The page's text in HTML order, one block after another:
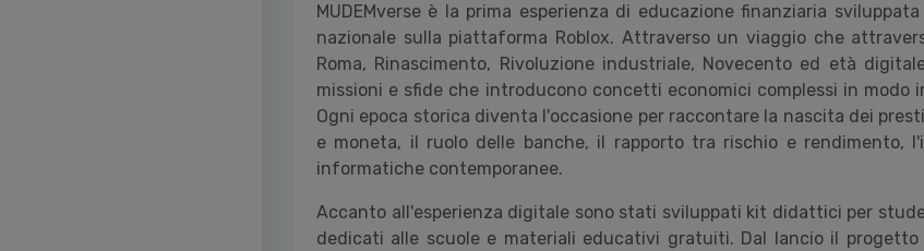
MUDEMverse è la prima esperienza di educazione finanziaria
nazionale sulla piattaforma Roblox. Attraverso un viaggio che
Roma, Rinascimento, Rivoluzione industriale, Novecento ed età
missioni e sfide che introducono concetti economici complessi in modo
Ogni epoca storica diventa l'occasione per raccontare la nascita dei
e moneta, il ruolo delle banche, il rapporto tra rischio e rendimento,
informatiche contemporanee.
Accanto all'esperienza digitale sono stati sviluppati kit didattici per
dedicati alle scuole e materiali educativi gratuiti. Dal lancio il